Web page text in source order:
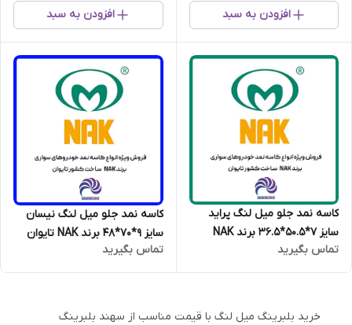
افزودن به سبد افزودن به سبد
کاسه نمد جلو میل لنگ پراید
سایز 7*50.5*36.5 برند NAK
تایوان اصلی
تماس بگیرید
کاسه نمد جلو میل لنگ نیسان
سایز 9*70*48 برند NAK تایوان
اصلی
تماس بگیرید
خرید بلبرینگ میل لنگ با قیمت مناسب از سهند بلبرینگ